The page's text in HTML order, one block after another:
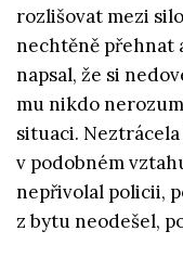
rozlišovat mezi
nechtěně přehnat
napsal, že si
mu nikdo
situaci. Neztrácela
v podobném
nepřivolal policii,
z bytu neodešel,